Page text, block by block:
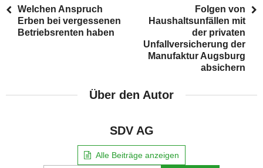
Welchen Anspruch
Erben bei vergessenen
Betriebsrenten haben
Folgen von
Haushaltsunfällen mit
der privaten
Unfallversicherung der
Manufaktur Augsburg
absichern
Über den Autor
SDV AG
Alle Beiträge anzeigen